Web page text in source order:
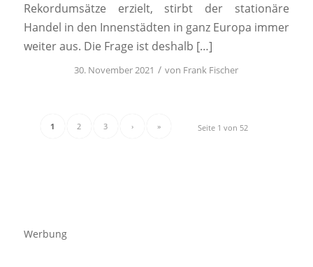
Rekordumsätze erzielt, stirbt der stationäre
Handel in den Innenstädten in ganz Europa immer
weiter aus. Die Frage ist deshalb […]
30. November 2021 / von Frank Fischer
Seite 1 von 52
1 2 3 › »
Werbung